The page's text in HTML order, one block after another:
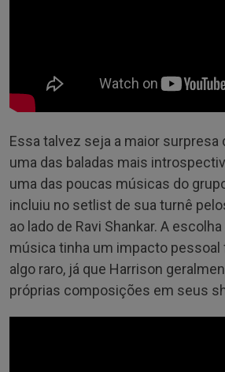
Essa talvez seja a maior surpresa
uma das baladas mais
uma das poucas músicas do
incluiu no setlist de sua turnê
ao lado de Ravi Shankar. A
música tinha um impacto pessoal
algo raro, já que Harrison
próprias composições em seus